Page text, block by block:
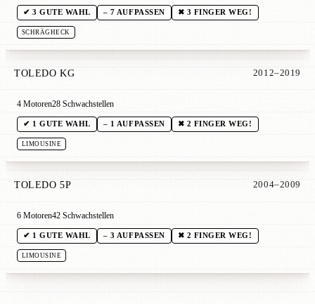
✔ 3 GUTE WAHL – 7 AUFPASSEN ✖ 3 FINGER WEG!
SCHRÄGHECK
TOLEDO KG 2012–2019
4 Motoren28 Schwachstellen
✔ 1 GUTE WAHL – 1 AUFPASSEN ✖ 2 FINGER WEG!
LIMOUSINE
TOLEDO 5P 2004–2009
6 Motoren42 Schwachstellen
✔ 1 GUTE WAHL – 3 AUFPASSEN ✖ 2 FINGER WEG!
LIMOUSINE